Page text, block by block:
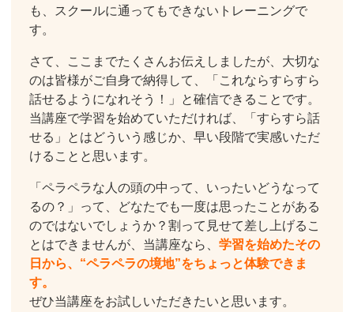
も、スクールに通ってもできないトレーニングで
す。
さて、ここまでたくさんお伝えしましたが、大切な
のは皆様がご自身で納得して、「これならすらすら
話せるようになれそう！」と確信できることです。
当講座で学習を始めていただければ、「すらすら話
せる」とはどういう感じか、早い段階で実感いただ
けることと思います。
「ペラペラな人の頭の中って、いったいどうなって
るの？」って、どなたでも一度は思ったことがある
のではないでしょうか？割って見せて差し上げるこ
とはできませんが、当講座なら、 学習を始めたその
日から、“ペラペラの境地”をちょっと体験できま
す。
ぜひ当講座をお試しいただきたいと思います。